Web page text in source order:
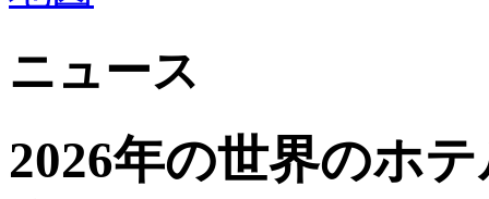
ニュース
2026年の世界のホ